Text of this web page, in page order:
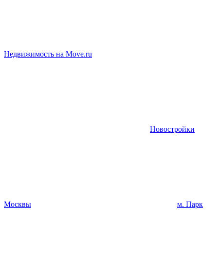
Недвижимость на Move.ru
Новостройки
Москвы м. Парк